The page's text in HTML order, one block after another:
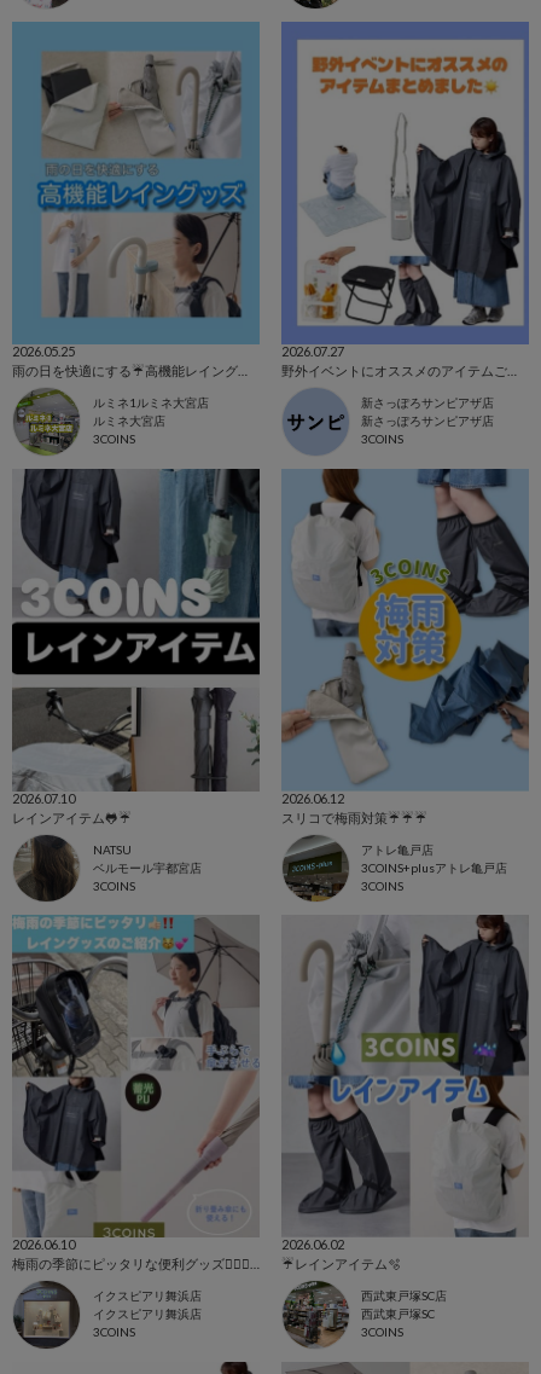
2026.05.25
ルミネ1ルミネ大宮店
ルミネ大宮店
3COINS
2026.07.27
野外イベントにオススメのアイテムご紹介☁️
新さっぽろサンピアザ店
新さっぽろサンピアザ店
3COINS
2026.07.10
レインアイテム🐸☔️
NATSU
ベルモール宇都宮店
3COINS
2026.06.12
スリコで梅雨対策☔️☔️☔️
アトレ亀戸店
3COINS+plusアトレ亀戸店
3COINS
2026.06.10
イクスピアリ舞浜店
イクスピアリ舞浜店
3COINS
2026.06.02
☔️レインアイテム🫧
西武東戸塚SC店
西武東戸塚SC
3COINS